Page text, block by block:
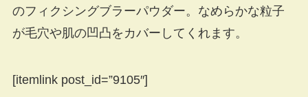
のフィクシングブラーパウダー。なめらかな粒子
が毛穴や肌の凹凸をカバーしてくれます。
[itemlink post_id=”9105″]